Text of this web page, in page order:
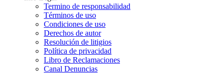
Termino de responsabilidad
Términos de uso
Condiciones de uso
Derechos de autor
Resolución de litigios
Política de privacidad
Libro de Reclamaciones
Canal Denuncias